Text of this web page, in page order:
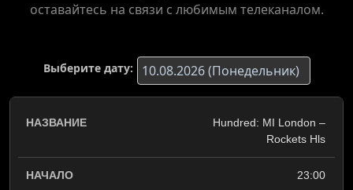
оставайтесь на связи с любимым телеканалом.
Выберите дату:
Hundred: MI London –
Rockets Hls
23:00